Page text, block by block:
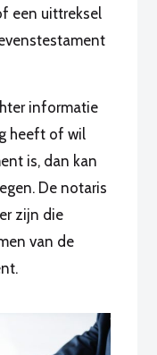
een uittreksel
informatie
heeft of wil
is, dan kan
De notaris
zijn die
van de